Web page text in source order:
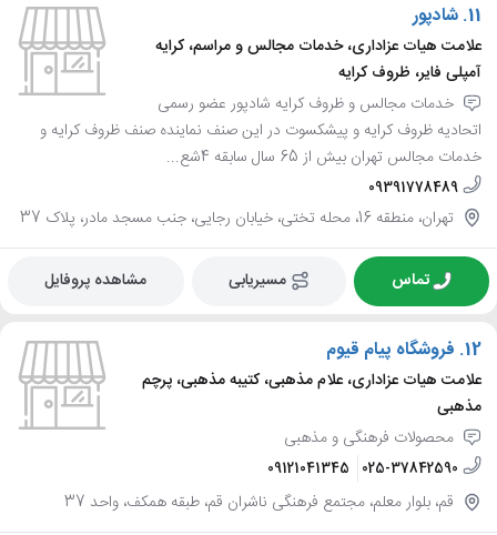
11. شادپور
علامت هیات عزاداری، خدمات مجالس و مراسم، کرایه
آمپلی فایر، ظروف کرایه
خدمات مجالس و ظروف کرایه شادپور عضو رسمی
اتحادیه ظروف کرایه و پیشکسوت در این صنف نماینده صنف ظروف کرایه و
خدمات مجالس تهران بیش از 65 سال سابقه 4شع...
09391778489
تهران، منطقه 16، محله تختی، خیابان رجایی، جنب مسجد مادر، پلاک 37
تماس مسیریابی مشاهده پروفایل
12. فروشگاه پیام قیوم
علامت هیات عزاداری، علام مذهبی، کتیبه مذهبی، پرچم
مذهبی
محصولات فرهنگی و مذهبی
025-37842590
09121041345
قم، بلوار معلم، مجتمع فرهنگی ناشران قم، طبقه همکف، واحد 37